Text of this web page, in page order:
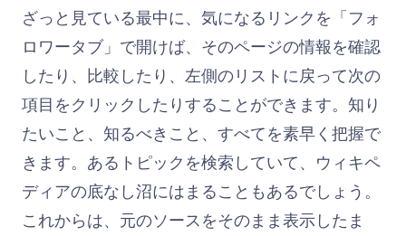
ざっと見ている最中に、気になるリンクを「フォ
ロワータブ」で開けば、そのページの情報を確認
したり、比較したり、左側のリストに戻って次の
項目をクリックしたりすることができます。知り
たいこと、知るべきこと、すべてを素早く把握で
きます。あるトピックを検索していて、ウィキペ
ディアの底なし沼にはまることもあるでしょう。
これからは、元のソースをそのまま表示したま